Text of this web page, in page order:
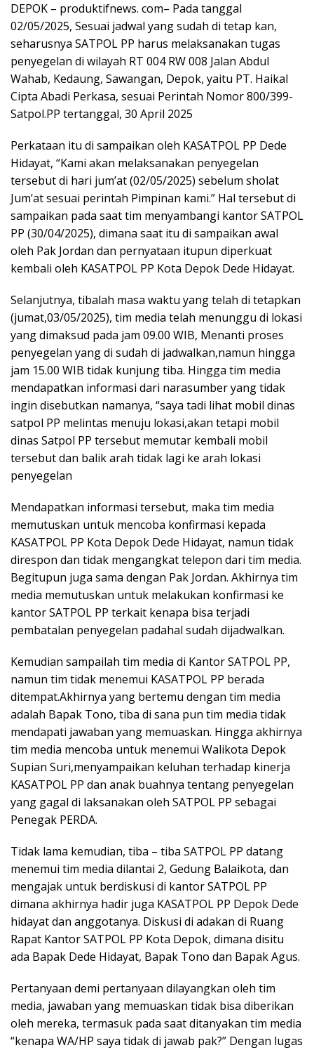
DEPOK – produktifnews. com– Pada tanggal
02/05/2025, Sesuai jadwal yang sudah di tetap kan,
seharusnya SATPOL PP harus melaksanakan tugas
penyegelan di wilayah RT 004 RW 008 Jalan Abdul
Wahab, Kedaung, Sawangan, Depok, yaitu PT. Haikal
Cipta Abadi Perkasa, sesuai Perintah Nomor 800/399-
Satpol.PP tertanggal, 30 April 2025
Perkataan itu di sampaikan oleh KASATPOL PP Dede
Hidayat, “Kami akan melaksanakan penyegelan
tersebut di hari jum’at (02/05/2025) sebelum sholat
Jum’at sesuai perintah Pimpinan kami.” Hal tersebut di
sampaikan pada saat tim menyambangi kantor SATPOL
PP (30/04/2025), dimana saat itu di sampaikan awal
oleh Pak Jordan dan pernyataan itupun diperkuat
kembali oleh KASATPOL PP Kota Depok Dede Hidayat.
Selanjutnya, tibalah masa waktu yang telah di tetapkan
(jumat,03/05/2025), tim media telah menunggu di lokasi
yang dimaksud pada jam 09.00 WIB, Menanti proses
penyegelan yang di sudah di jadwalkan,namun hingga
jam 15.00 WIB tidak kunjung tiba. Hingga tim media
mendapatkan informasi dari narasumber yang tidak
ingin disebutkan namanya, “saya tadi lihat mobil dinas
satpol PP melintas menuju lokasi,akan tetapi mobil
dinas Satpol PP tersebut memutar kembali mobil
tersebut dan balik arah tidak lagi ke arah lokasi
penyegelan
Mendapatkan informasi tersebut, maka tim media
memutuskan untuk mencoba konfirmasi kepada
KASATPOL PP Kota Depok Dede Hidayat, namun tidak
direspon dan tidak mengangkat telepon dari tim media.
Begitupun juga sama dengan Pak Jordan. Akhirnya tim
media memutuskan untuk melakukan konfirmasi ke
kantor SATPOL PP terkait kenapa bisa terjadi
pembatalan penyegelan padahal sudah dijadwalkan.
Kemudian sampailah tim media di Kantor SATPOL PP,
namun tim tidak menemui KASATPOL PP berada
ditempat.Akhirnya yang bertemu dengan tim media
adalah Bapak Tono, tiba di sana pun tim media tidak
mendapati jawaban yang memuaskan. Hingga akhirnya
tim media mencoba untuk menemui Walikota Depok
Supian Suri,menyampaikan keluhan terhadap kinerja
KASATPOL PP dan anak buahnya tentang penyegelan
yang gagal di laksanakan oleh SATPOL PP sebagai
Penegak PERDA.
Tidak lama kemudian, tiba – tiba SATPOL PP datang
menemui tim media dilantai 2, Gedung Balaikota, dan
mengajak untuk berdiskusi di kantor SATPOL PP
dimana akhirnya hadir juga KASATPOL PP Depok Dede
hidayat dan anggotanya. Diskusi di adakan di Ruang
Rapat Kantor SATPOL PP Kota Depok, dimana disitu
ada Bapak Dede Hidayat, Bapak Tono dan Bapak Agus.
Pertanyaan demi pertanyaan dilayangkan oleh tim
media, jawaban yang memuaskan tidak bisa diberikan
oleh mereka, termasuk pada saat ditanyakan tim media
“kenapa WA/HP saya tidak di jawab pak?” Dengan lugas